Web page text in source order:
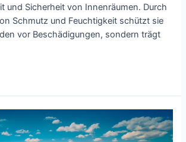
und Sicherheit von Innenräumen. Durch
Schmutz und Feuchtigkeit schützt sie
vor Beschädigungen, sondern trägt